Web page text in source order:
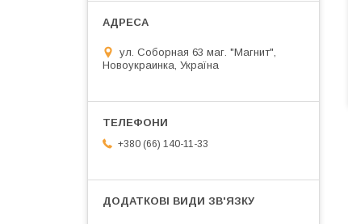
ул. Соборная 63 маг. "Магнит",
Новоукраинка, Україна
+380 (66) 140-11-33